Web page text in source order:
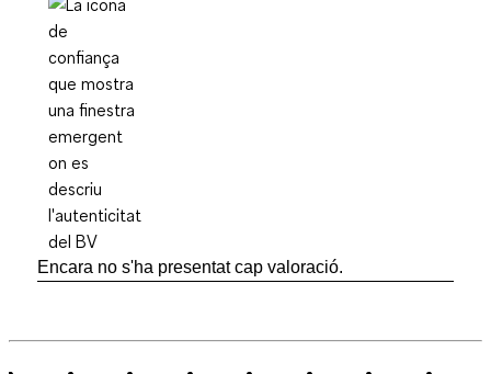
Encara no s'ha presentat cap valoració.